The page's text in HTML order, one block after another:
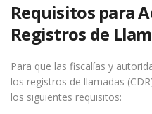
Requisitos para
Registros de
Para que las fiscalías y
los registros de llamadas
los siguientes requisitos: